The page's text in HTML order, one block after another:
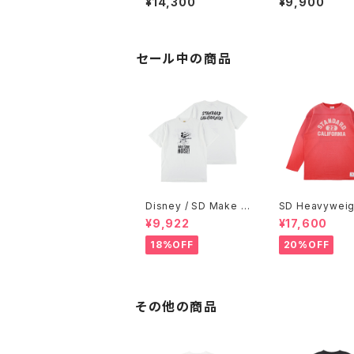
セール中の商品
Disney / SD Make S
ome Noise T
¥9,922
18%OFF
SD
otball Logo LS
W
¥17,600
20%OFF
その他の商品